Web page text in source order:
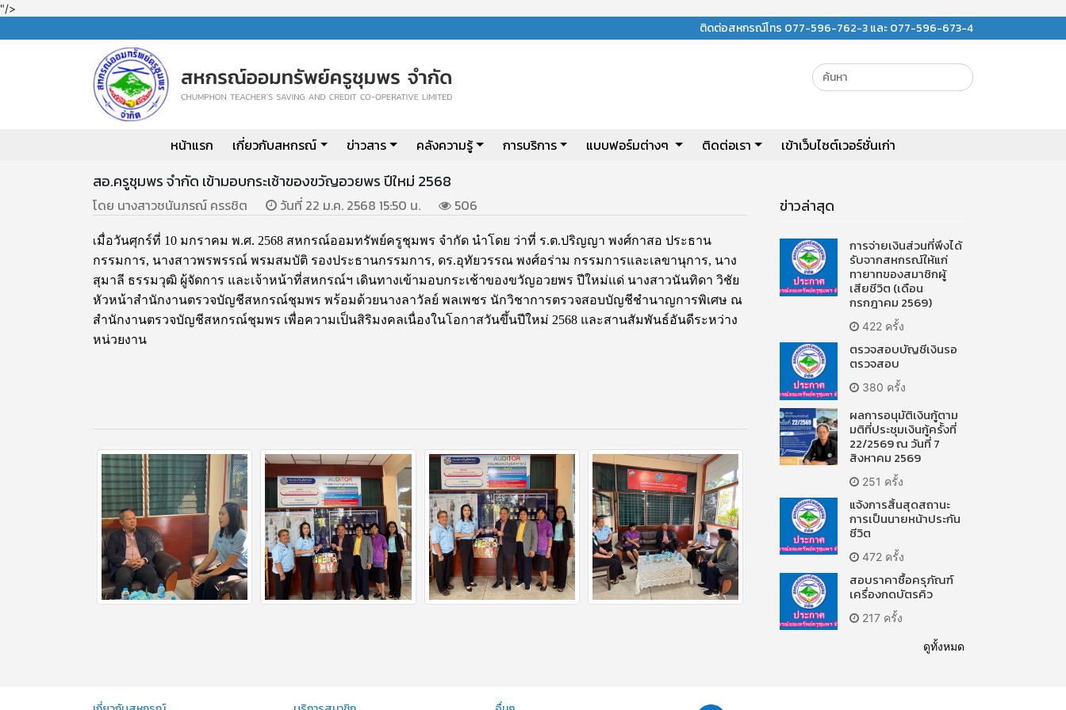
"/>
ติดต่อสหกรณ์โทร 077-596-762-3 และ 077-596-673-4
หน้าแรก เกี่ยวกับสหกรณ์ ข่าวสาร คลังความรู้ การบริการ แบบฟอร์มต่างๆ ติดต่อเรา เข้าเว็บไซต์เวอร์ชั่นเก่า
สอ.ครูชุมพร จำกัด เข้ามอบกระเช้าของขวัญอวยพร ปีใหม่ 2568
โดย นางสาวชนันภรณ์ ครรชิต วันที่ 22 ม.ค. 2568 15:50 น. 506
เมื่อวันศุกร์ที่ 10 มกราคม พ.ศ. 2568 สหกรณ์ออมทรัพย์ครูชุมพร จำกัด นำโดย ว่าที่ ร.ต.ปริญญา พงศ์กาสอ ประธาน
กรรมการ, นางสาวพรพรรณ์ พรมสมบัติ รองประธานกรรมการ, ดร.อุทัยวรรณ พงศ์อร่าม กรรมการและเลขานุการ, นาง
สุมาลี ธรรมวุฒิ ผู้จัดการ และเจ้าหน้าที่สหกรณ์ฯ เดินทางเข้ามอบกระเช้าของขวัญอวยพร ปีใหม่แด่ นางสาวนันทิดา วิชัย
หัวหน้าสำนักงานตรวจบัญชีสหกรณ์ชุมพร พร้อมด้วยนางลาวัลย์ พลเพชร นักวิชาการตรวจสอบบัญชีชำนาญการพิเศษ ณ
สำนักงานตรวจบัญชีสหกรณ์ชุมพร เพื่อความเป็นสิริมงคลเนื่องในโอกาสวันขึ้นปีใหม่ 2568 และสานสัมพันธ์อันดีระหว่าง
หน่วยงาน
ข่าวล่าสุด
การจ่ายเงินส่วนที่พึงได้
รับจากสหกรณ์ให้แก่
ทายาทของสมาชิกผู้
เสียชีวิต (เดือน
กรกฎาคม 2569)
422 ครั้ง
ตรวจสอบบัญชีเงินรอ
ตรวจสอบ
380 ครั้ง
ผลการอนุมัติเงินกู้ตาม
มติที่ประชุมเงินกู้ครั้งที่
22/2569 ณ วันที่ 7
สิงหาคม 2569
251 ครั้ง
แจ้งการสิ้นสุดสถานะ
การเป็นนายหน้าประกัน
ชีวิต
472 ครั้ง
สอบราคาซื้อครุภัณฑ์
เครื่องกดบัตรคิว
217 ครั้ง
ดูทั้งหมด